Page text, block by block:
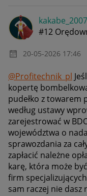
kakabe_2007
#12
‎20-05-2026 17:46
@Profitechnik_pl
kopertę
pudełko z towarem
według ustawy
zarejestrować w
województwa o
sprawozdania za
zapłacić należne
karę, która może
firm
sam raczej nie dasz